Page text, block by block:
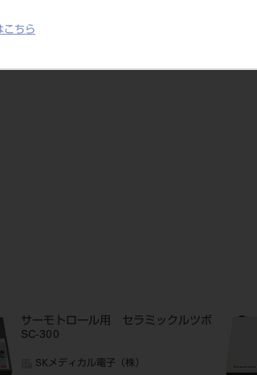
こちら
サーモトロール用 セラミックルツボ
SC-300
SKメディカル電子（株）